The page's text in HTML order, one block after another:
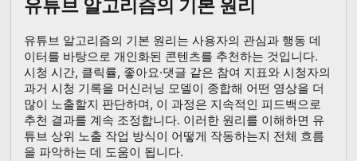
유튜브 알고리즘의 기본 원리
유튜브 알고리즘의 기본 원리는 사용자의 관심과 행동 데
이터를 바탕으로 개인화된 콘텐츠를 추천하는 것입니다.
시청 시간, 클릭률, 좋아요·댓글 같은 참여 지표와 시청자의
과거 시청 기록을 머신러닝 모델이 종합해 어떤 영상을 더
많이 노출할지 판단하며, 이 과정은 지속적인 피드백으로
추천 결과를 계속 조정합니다. 이러한 원리를 이해하면 유
튜브 상위 노출 작업 방식이 어떻게 작동하는지 전체 흐름
을 파악하는 데 도움이 됩니다.